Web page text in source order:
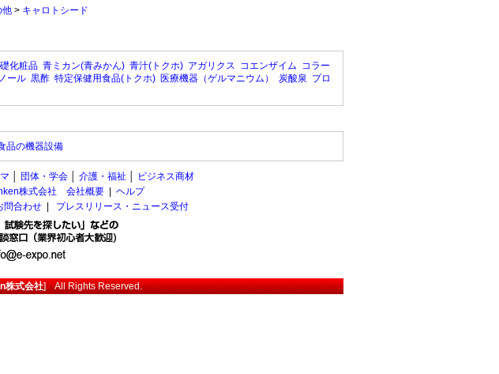
他 > キャロトシード
化粧品 青ミカン(青みかん) 青汁(トクホ) アガリクス コエンザイム コラー
ール 黒酢 特定保健用食品(トクホ) 医療機器（ゲルマニウム） 炭酸泉 プロ
品の機器設備
団体・学会 介護・福祉
ビジネス商材
株式会社 会社概要
ヘルプ
問合わせ プレスリリース・ニュース受付
株式会社] All Rights Reserved.